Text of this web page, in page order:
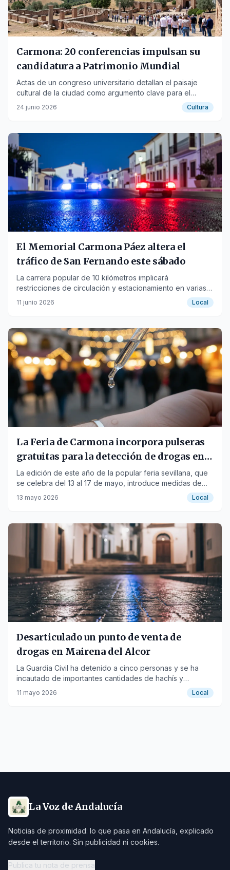
Carmona: 20 conferencias impulsan su
candidatura a Patrimonio Mundial
Actas de un congreso universitario detallan el paisaje
cultural de la ciudad como argumento clave para el
reconocimiento de la Unesco.
24 junio 2026 Cultura
El Memorial Carmona Páez altera el
tráfico de San Fernando este sábado
La carrera popular de 10 kilómetros implicará
restricciones de circulación y estacionamiento en varias
zonas de la ciudad a partir de las 19:55 horas.
11 junio 2026 Local
La Feria de Carmona incorpora pulseras
gratuitas para la detección de drogas en
bebidas
La edición de este año de la popular feria sevillana, que
se celebra del 13 al 17 de mayo, introduce medidas de
seguridad innovadoras.
13 mayo 2026 Local
Desarticulado un punto de venta de
drogas en Mairena del Alcor
La Guardia Civil ha detenido a cinco personas y se ha
incautado de importantes cantidades de hachís y
marihuana en una operación en la localidad sevillana.
11 mayo 2026 Local
La Voz de Andalucía
Noticias de proximidad: lo que pasa en Andalucía, explicado
desde el territorio. Sin publicidad ni cookies.
Publica tu nota de prensa